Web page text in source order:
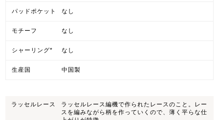
パッドポケット なし
モチーフ なし
シャーリング* なし
生産国 中国製
ラッセルレース
ラッセルレース編機で作られたレースのこと。レー
スを編みながら柄を作っていくので、薄く平らな仕